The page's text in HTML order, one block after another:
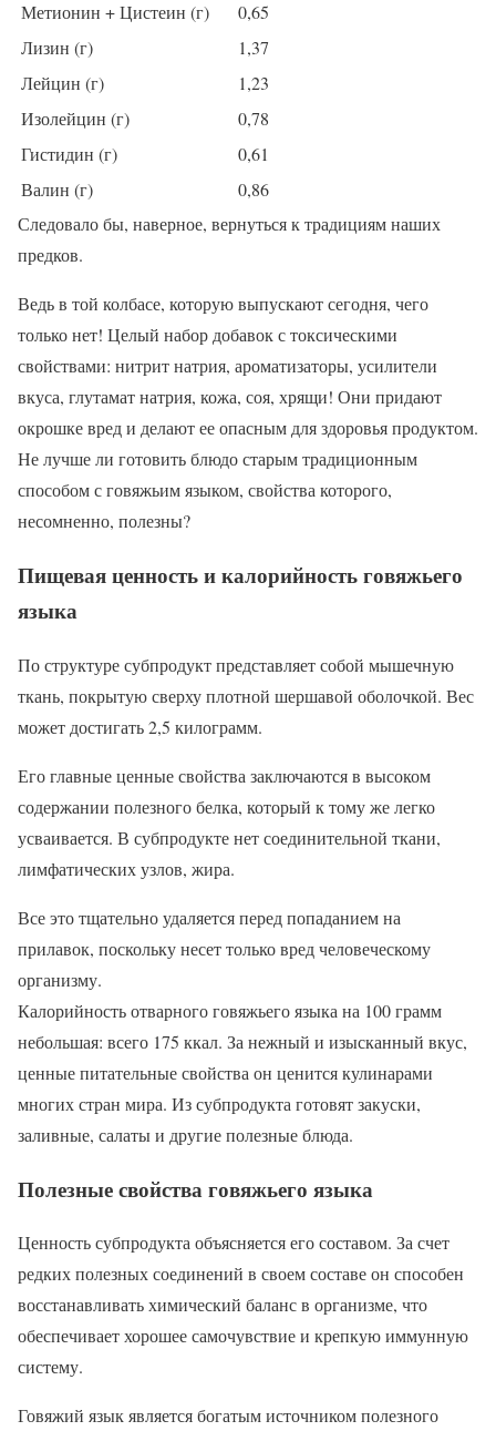
Метионин + Цистеин (г)
0,65
Лизин (г)
1,37
Лейцин (г)
1,23
Изолейцин (г)
0,78
Гистидин (г)
0,61
Валин (г)
0,86
Следовало бы, наверное, вернуться к традициям наших
предков.
Ведь в той колбасе, которую выпускают сегодня, чего
только нет! Целый набор добавок с токсическими
свойствами: нитрит натрия, ароматизаторы, усилители
вкуса, глутамат натрия, кожа, соя, хрящи! Они придают
окрошке вред и делают ее опасным для здоровья продуктом.
Не лучше ли готовить блюдо старым традиционным
способом с говяжьим языком, свойства которого,
несомненно, полезны?
Пищевая ценность и калорийность говяжьего
языка
По структуре субпродукт представляет собой мышечную
ткань, покрытую сверху плотной шершавой оболочкой. Вес
может достигать 2,5 килограмм.
Его главные ценные свойства заключаются в высоком
содержании полезного белка, который к тому же легко
усваивается. В субпродукте нет соединительной ткани,
лимфатических узлов, жира.
Все это тщательно удаляется перед попаданием на
прилавок, поскольку несет только вред человеческому
организму.
Калорийность отварного говяжьего языка на 100 грамм
небольшая: всего 175 ккал. За нежный и изысканный вкус,
ценные питательные свойства он ценится кулинарами
многих стран мира. Из субпродукта готовят закуски,
заливные, салаты и другие полезные блюда.
Полезные свойства говяжьего языка
Ценность субпродукта объясняется его составом. За счет
редких полезных соединений в своем составе он способен
восстанавливать химический баланс в организме, что
обеспечивает хорошее самочувствие и крепкую иммунную
систему.
Говяжий язык является богатым источником полезного